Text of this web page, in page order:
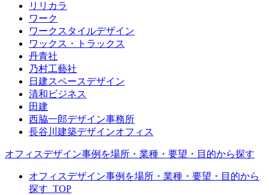
リリカラ
ワーク
ワークスタイルデザイン
ワックス・トラックス
丹青社
乃村工藝社
日建スペースデザイン
清和ビジネス
田建
西脇一郎デザイン事務所
長谷川建築デザインオフィス
オフィスデザイン事例を場所・業種・要望・目的から探す
オフィスデザイン事例を場所・業種・要望・目的から
探す_TOP